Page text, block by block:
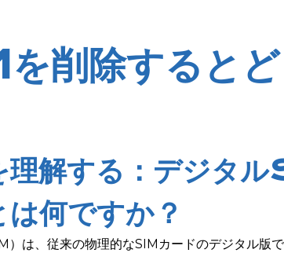
削除するとど
解する：デジタル
何ですか？
）は、従来の物理的なSIMカードのデジタル版